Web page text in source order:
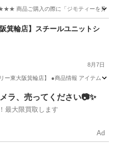
商品ご購入の際に「ジモティーを見た
具 ジャングル
箕輪店】スチールユニットシ
8月7日
リー東大阪箕輪店】 ●商品情報 ア
具 箕輪
ラ、売ってください📷✨
最大限買取します
Ad